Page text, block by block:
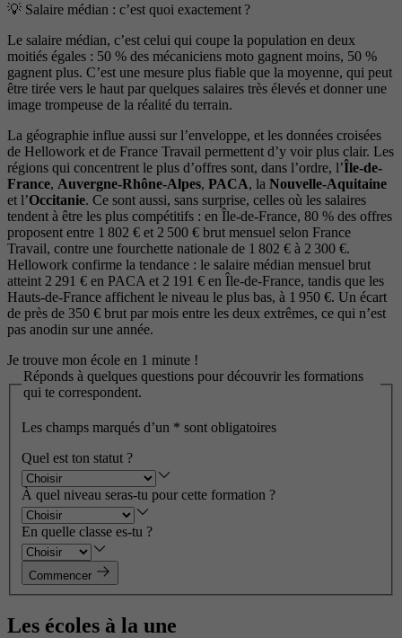
💡 Salaire médian : c’est quoi exactement ?
Le salaire médian, c’est celui qui coupe la population en deux
moitiés égales : 50 % des mécaniciens moto gagnent moins, 50 %
gagnent plus. C’est une mesure plus fiable que la moyenne, qui peut
être tirée vers le haut par quelques salaires très élevés et donner une
image trompeuse de la réalité du terrain.
La géographie influe aussi sur l’enveloppe, et les données croisées
de Hellowork et de France Travail permettent d’y voir plus clair. Les
régions qui concentrent le plus d’offres sont, dans l’ordre, l’Île-de-
France, Auvergne-Rhône-Alpes, PACA, la Nouvelle-Aquitaine
et l’Occitanie. Ce sont aussi, sans surprise, celles où les salaires
tendent à être les plus compétitifs : en Île-de-France, 80 % des offres
proposent entre 1 802 € et 2 500 € brut mensuel selon France
Travail, contre une fourchette nationale de 1 802 € à 2 300 €.
Hellowork confirme la tendance : le salaire médian mensuel brut
atteint 2 291 € en PACA et 2 191 € en Île-de-France, tandis que les
Hauts-de-France affichent le niveau le plus bas, à 1 950 €. Un écart
de près de 350 € brut par mois entre les deux extrêmes, ce qui n’est
pas anodin sur une année.
Je trouve mon école en 1 minute !
Réponds à quelques questions pour découvrir les formations
qui te correspondent.
Les champs marqués d’un * sont obligatoires
Quel est ton statut ?
À quel niveau seras-tu pour cette formation ?
En quelle classe es-tu ?
Commencer
Les écoles à la une